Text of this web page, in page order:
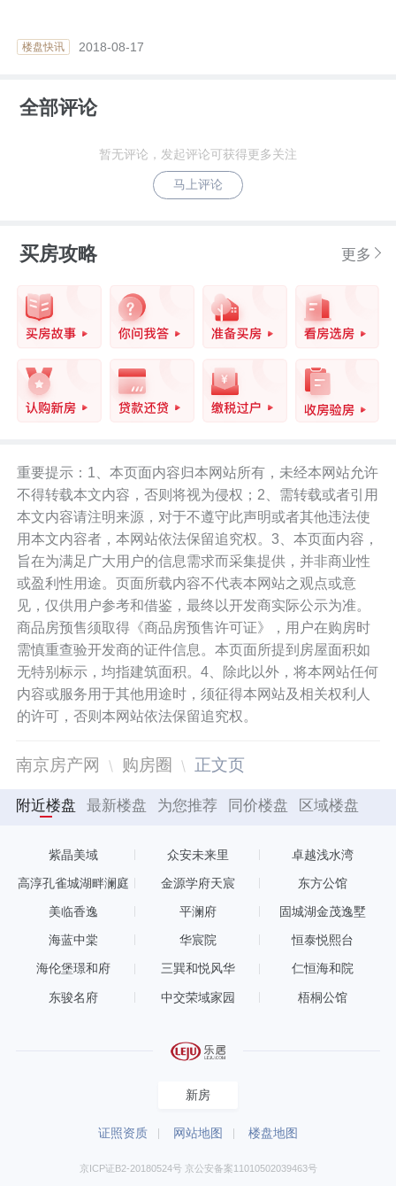
楼盘快讯 2018-08-17
全部评论
暂无评论，发起评论可获得更多关注
马上评论
买房攻略 更多
重要提示：1、本页面内容归本网站所有，未经本网站允许
不得转载本文内容，否则将视为侵权；2、需转载或者引用
本文内容请注明来源，对于不遵守此声明或者其他违法使
用本文内容者，本网站依法保留追究权。3、本页面内容，
旨在为满足广大用户的信息需求而采集提供，并非商业性
或盈利性用途。页面所载内容不代表本网站之观点或意
见，仅供用户参考和借鉴，最终以开发商实际公示为准。
商品房预售须取得《商品房预售许可证》，用户在购房时
需慎重查验开发商的证件信息。本页面所提到房屋面积如
无特别标示，均指建筑面积。4、除此以外，将本网站任何
内容或服务用于其他用途时，须征得本网站及相关权利人
的许可，否则本网站依法保留追究权。
南京房产网 购房圈 正文页
附近楼盘 最新楼盘 为您推荐 同价楼盘 区域楼盘
紫晶美域 众安未来里 卓越浅水湾
高淳孔雀城湖畔澜庭 金源学府天宸 东方公馆
美临香逸 平澜府 固城湖金茂逸墅
海蓝中棠 华宸院 恒泰悦熙台
海伦堡璟和府 三巽和悦风华 仁恒海和院
东骏名府 中交荣域家园 梧桐公馆
新房
证照资质 网站地图 楼盘地图
京ICP证B2-20180524号 京公安备案11010502039463号